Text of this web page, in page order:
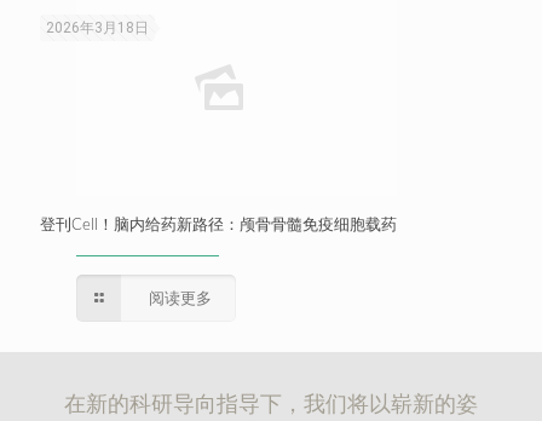
2026年3月18日
登刊Cell！脑内给药新路径：颅骨骨髓免疫细胞载药
阅读更多
在新的科研导向指导下，我们将以崭新的姿